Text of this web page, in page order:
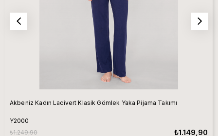
Akbeniz Kadın Lacivert Klasik Gömlek Yaka Pijama Takımı
Y2000
₺1.149,90
₺1.249,90